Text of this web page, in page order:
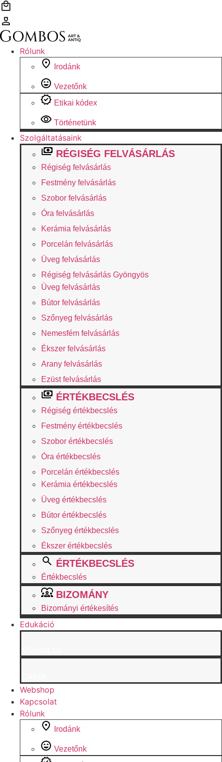
Ugrás
tartalomhoz
Rólunk
Irodánk
Vezetőnk
Etikai kódex
Történetünk
Szolgáltatásaink
RÉGISÉG FELVÁSÁRLÁS
Régiség felvásárlás
Festmény felvásárlás
Szobor felvásárlás
Óra felvásárlás
Kerámia felvásárlás
Porcelán felvásárlás
Üveg felvásárlás
Régiség felvásárlás Gyöngyös
Üveg felvásárlás
Bútor felvásárlás
Szőnyeg felvásárlás
Nemesfém felvásárlás
Ékszer felvásárlás
Arany felvásárlás
Ezüst felvásárlás
ÉRTÉKBECSLÉS
Régiség értékbecslés
Festmény értékbecslés
Szobor értékbecslés
Óra értékbecslés
Porcelán értékbecslés
Kerámia értékbecslés
Üveg értékbecslés
Bútor értékbecslés
Szőnyeg értékbecslés
Ékszer értékbecslés
ÉRTÉKBECSLÉS
Értékbecslés
BIZOMÁNY
Bizományi értékesítés
Edukáció
Webshop
Kapcsolat
Rólunk
Irodánk
Vezetőnk